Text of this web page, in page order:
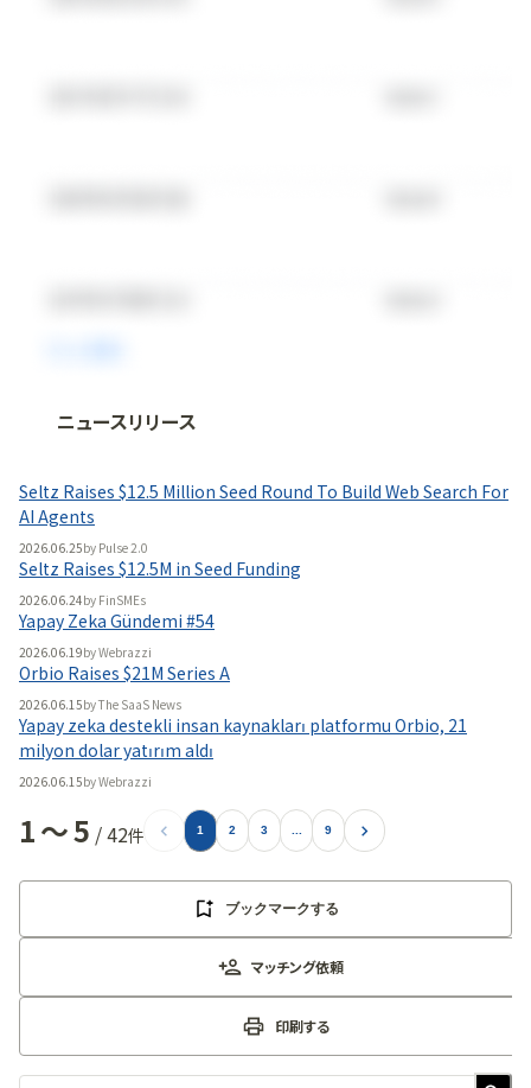
法人向け情報プラットフォーム
無料で使ってみる
ニュースリリース
Seltz Raises $12.5 Million Seed Round To Build Web Search For
AI Agents
2026.06.25by Pulse 2.0
Seltz Raises $12.5M in Seed Funding
2026.06.24by FinSMEs
Yapay Zeka Gündemi #54
2026.06.19byWebrazzi
Orbio Raises $21M Series A
2026.06.15byThe SaaS News
Yapay zeka destekli insan kaynakları platformu Orbio, 21
milyon dolar yatırım aldı
2026.06.15byWebrazzi
1〜5 /42件 1 2 3 9
ブックマークする
マッチング依頼
印刷する